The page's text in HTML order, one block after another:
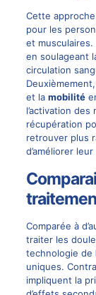
Cette
pour les
et
en soulageant
circulation
et la mobilité
l’activation
récupération
retrouver plus
d’améliorer
Comparée à
traiter les
technologie de
uniques.
impliquent la